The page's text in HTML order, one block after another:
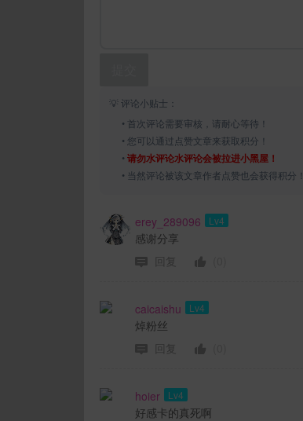
💡 评论小贴士：
• 首次评论需要审核，请耐心等待！
• 您可以通过点赞文章来获取积分！
• 请勿水评论水评论会被拉进小黑屋！
• 当然评论被该文章作者点赞也会获得积分！
erey_289096 Lv4
感谢分享
回复
caicaishu Lv4
焯粉丝
回复
hoier Lv4
好感卡的真死啊